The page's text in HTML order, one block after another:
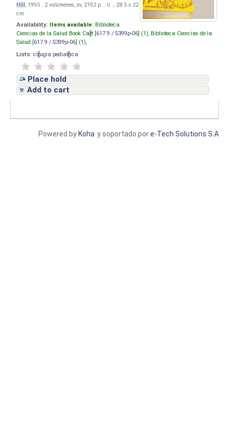
Hill, 1995 . 2 volúmenes, xv, 2192 p. : il. ; 28.5 x 22
cm.
Availability: Items available: Biblioteca
Ciencias de la Salud Book Cart [ 617.9 / S399p-06 ] (1), Biblioteca Ciencias de la
Salud [ 617.9 / S399p-06 ] (1),
Lists: cirugia pediatrica
Place hold
Add to cart
y soportado pore-Tech Solutions S.A
Powered by Koha